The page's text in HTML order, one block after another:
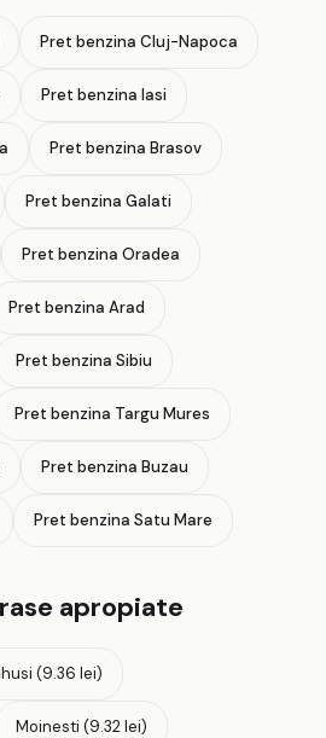
Pret benzina Cluj-Napoca
Pret benzina Iasi
Pret benzina Brasov
Pret benzina Galati
Pret benzina Oradea
Pret benzina Arad
Pret benzina Sibiu
Pret benzina Targu Mures
Pret benzina Buzau
Pret benzina Satu Mare
apropiate
(9.36 lei)
Moinesti (9.32 lei)